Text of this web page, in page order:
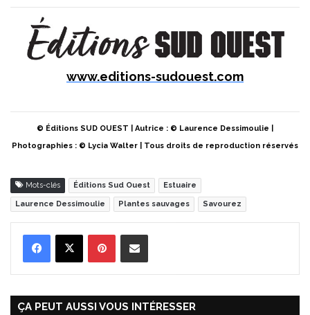
www.editions-sudouest.com
© Éditions SUD OUEST | Autrice : © Laurence Dessimoulie |
Photographies : © Lycia Walter | Tous droits de reproduction réservés
Mots-clés Éditions Sud Ouest Estuaire
Laurence Dessimoulie Plantes sauvages Savourez
ÇA PEUT AUSSI VOUS INTÉRESSER